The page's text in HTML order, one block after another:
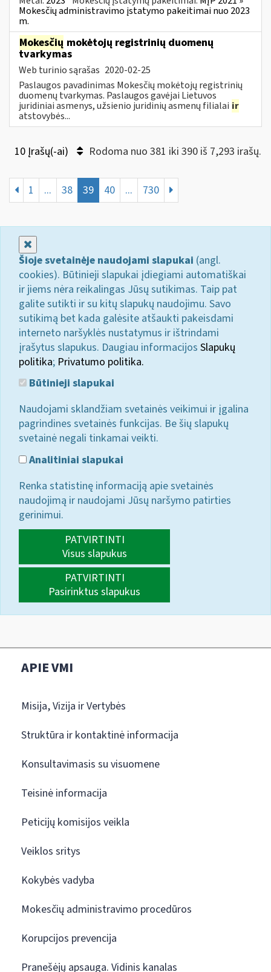
Mokesčių administravimo įstatymo pakeitimai nuo 2023
m.
Mokesčių mokėtojų registrinių duomenų
tvarkymas
Web turinio sąrašas 2020-02-25
Paslaugos pavadinimas Mokesčių mokėtojų registrinių
duomenų tvarkymas. Paslaugos gavėjai Lietuvos
juridiniai asmenys, užsienio juridinių asmenų filialai ir
atstovybės...
10 Įrašų(-ai) Rodoma nuo 381 iki 390 iš 7,293 irašų.
1 ... 38 39 40 ... 730
Šioje svetainėje naudojami slapukai (angl.
cookies). Būtinieji slapukai įdiegiami automatiškai
ir jiems nėra reikalingas Jūsų sutikimas. Taip pat
galite sutikti ir su kitų slapukų naudojimu. Savo
sutikimą bet kada galėsite atšaukti pakeisdami
interneto naršyklės nustatymus ir ištrindami
įrašytus slapukus. Daugiau informacijos Slapukų
politika; Privatumo politika.
Būtinieji slapukai
Naudojami sklandžiam svetainės veikimui ir įgalina
pagrindines svetainės funkcijas. Be šių slapukų
svetainė negali tinkamai veikti.
Analitiniai slapukai
Renka statistinę informaciją apie svetainės
naudojimą ir naudojami Jūsų naršymo patirties
gerinimui.
PATVIRTINTI
Visus slapukus
PATVIRTINTI
Pasirinktus slapukus
APIE VMI
Misija, Vizija ir Vertybės
Struktūra ir kontaktinė informacija
Konsultavimasis su visuomene
Teisinė informacija
Peticijų komisijos veikla
Veiklos sritys
Kokybės vadyba
Mokesčių administravimo procedūros
Korupcijos prevencija
Pranešėjų apsauga. Vidinis kanalas